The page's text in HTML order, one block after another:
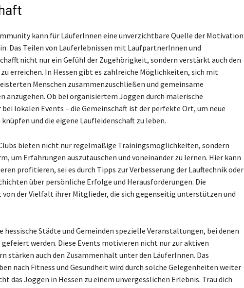
kann für LäuferInnen eine unverzichtbare Quelle der Motivation
Das Teilen von Lauferlebnissen mit LaufpartnerInnen und
nicht nur ein Gefühl der Zugehörigkeit, sondern verstärkt auch den
erreichen. In Hessen gibt es zahlreiche Möglichkeiten, sich mit
Menschen zusammenzuschließen und gemeinsame
anzugehen. Ob bei organisiertem Joggen durch malerische
bei lokalen Events – die Gemeinschaft ist der perfekte Ort, um neue
und die eigene Laufleidenschaft zu leben.
bieten nicht nur regelmäßige Trainingsmöglichkeiten, sondern
um Erfahrungen auszutauschen und voneinander zu lernen. Hier kann
profitieren, sei es durch Tipps zur Verbesserung der Lauftechnik oder
über persönliche Erfolge und Herausforderungen. Die
von der Vielfalt ihrer Mitglieder, die sich gegenseitig unterstützen und
hessische Städte und Gemeinden spezielle Veranstaltungen, bei denen
werden. Diese Events motivieren nicht nur zur aktiven
stärken auch den Zusammenhalt unter den LäuferInnen. Das
nach Fitness und Gesundheit wird durch solche Gelegenheiten weiter
das Joggen in Hessen zu einem unvergesslichen Erlebnis. Trau dich